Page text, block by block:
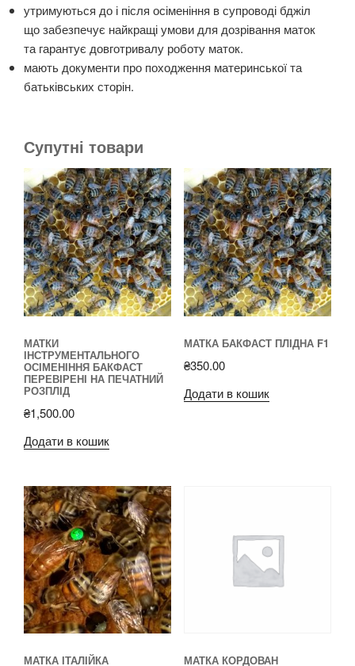
утримуються до і після осіменіння в супроводі бджіл
що забезпечує найкращі умови для дозрівання маток
та гарантує довготривалу роботу маток.
мають документи про походження материнської та
батьківських сторін.
Супутні товари
МАТКИ
ІНСТРУМЕНТАЛЬНОГО
ОСІМЕНІННЯ БАКФАСТ
ПЕРЕВІРЕНІ НА ПЕЧАТНИЙ
РОЗПЛІД
₴1,500.00
Додати в кошик
МАТКА БАКФАСТ ПЛІДНА F1
₴350.00
Додати в кошик
МАТКА ІТАЛІЙКА МАТКА КОРДОВАН